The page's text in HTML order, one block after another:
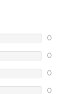
0
0
0
0